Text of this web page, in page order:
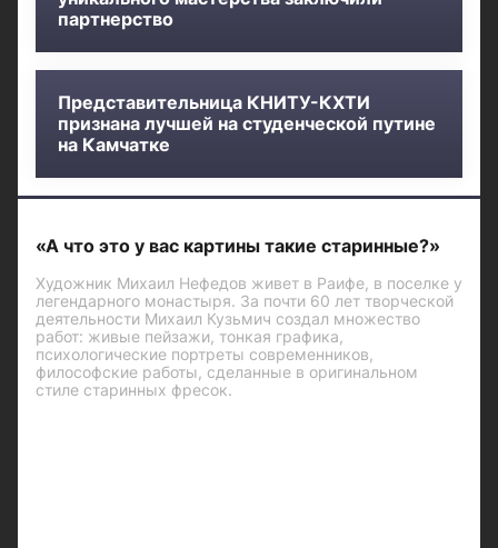
партнерство
Представительница КНИТУ-КХТИ
признана лучшей на студенческой путине
на Камчатке
«А что это у вас картины такие старинные?»
Художник Михаил Нефедов живет в Раифе, в поселке у
легендарного монастыря. За почти 60 лет творческой
деятельности Михаил Кузьмич создал множество
работ: живые пейзажи, тонкая графика,
психологические портреты современников,
философские работы, сделанные в оригинальном
стиле старинных фресок.